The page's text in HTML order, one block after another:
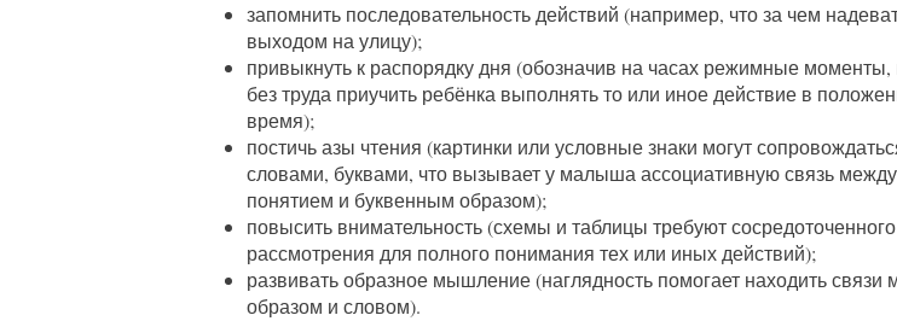
запомнить последовательность действий (например, что за чем
выходом на улицу);
привыкнуть к распорядку дня (обозначив на часах режимные
без труда приучить ребёнка выполнять то или иное действие в
время);
постичь азы чтения (картинки или условные знаки могут
словами, буквами, что вызывает у малыша ассоциативную связь между
понятием и буквенным образом);
повысить внимательность (схемы и таблицы требуют сосредоточенного
рассмотрения для полного понимания тех или иных действий);
развивать образное мышление (наглядность помогает находить связи
образом и словом).